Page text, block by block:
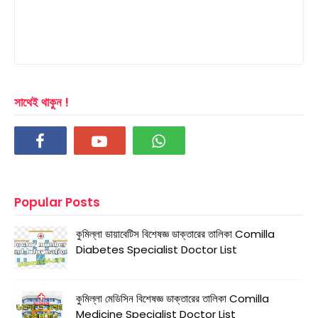
সাথেই থাকুন !
Popular Posts
কুমিল্লা ডায়াবেটিস বিশেষজ্ঞ ডাক্তারের তালিকা Comilla
Diabetes Specialist Doctor List
কুমিল্লা মেডিসিন বিশেষজ্ঞ ডাক্তারের তালিকা Comilla
Medicine Specialist Doctor List